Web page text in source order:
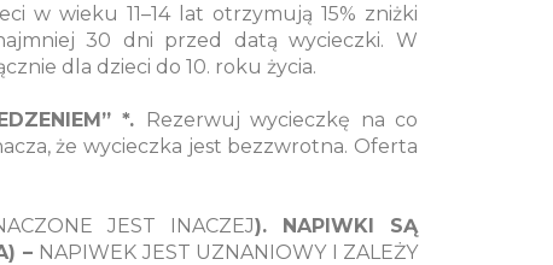
w wieku 11–14 lat otrzymują 15% zniżki
30 dni przed datą wycieczki. W
dla dzieci do 10. roku życia.
*.
Rezerwuj wycieczkę na co
że wycieczka jest bezzwrotna. Oferta
JEST INACZEJ). NAPIWKI SĄ
– NAPIWEK JEST UZNANIOWY I ZALEŻY